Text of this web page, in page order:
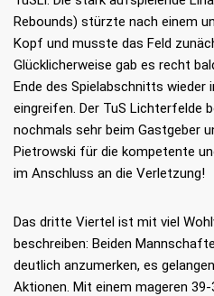
Rebounds) stürzte nach einem
Kopf und musste das Feld
Glücklicherweise gab es recht
Ende des Spielabschnitts wieder
eingreifen. Der TuS Lichterfelde
nochmals sehr beim Gastgeber
Pietrowski für die kompetente
im Anschluss an die Verletzung!
Das dritte Viertel ist mit viel
beschreiben: Beiden
deutlich anzumerken, es
Aktionen. Mit einem mageren